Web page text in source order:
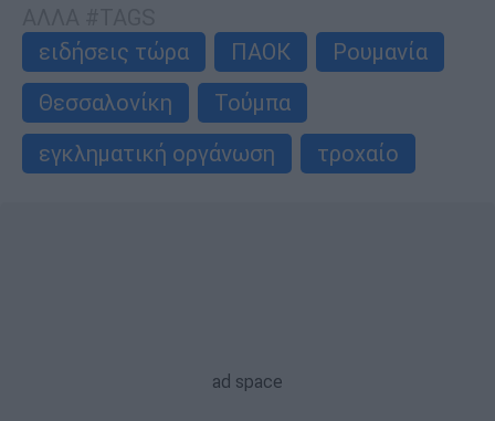
ειδήσεις τώρα
ΠΑΟΚ
Ρουμανία
Θεσσαλονίκη
Τούμπα
εγκληματική οργάνωση
τροχαίο